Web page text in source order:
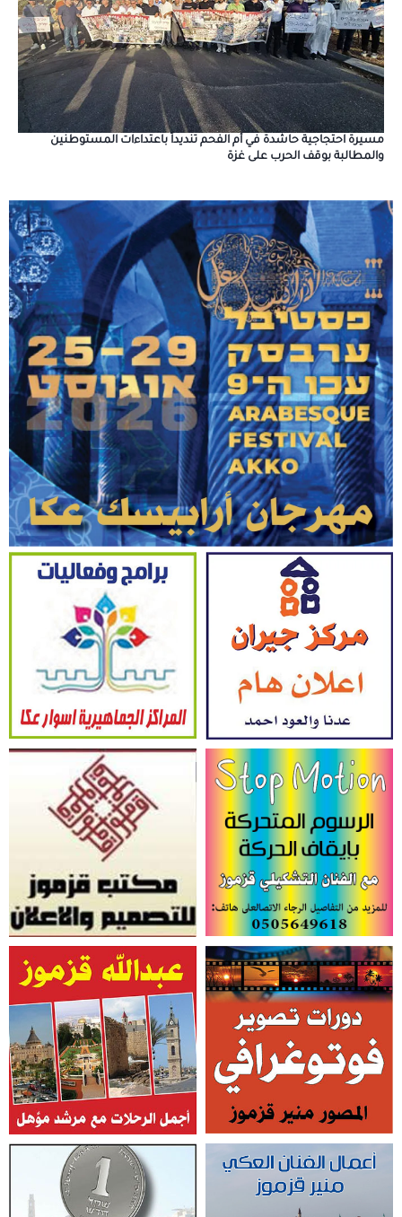
مسيرة احتجاجية حاشدة في أم الفحم تنديداً باعتداءات المستوطنين
والمطالبة بوقف الحرب على غزة